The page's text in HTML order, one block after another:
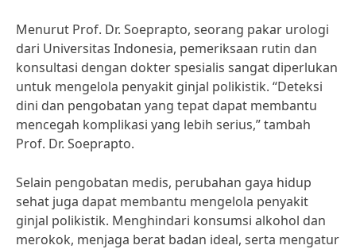
Menurut Prof. Dr. Soeprapto, seorang pakar urologi
dari Universitas Indonesia, pemeriksaan rutin dan
konsultasi dengan dokter spesialis sangat diperlukan
untuk mengelola penyakit ginjal polikistik. “Deteksi
dini dan pengobatan yang tepat dapat membantu
mencegah komplikasi yang lebih serius,” tambah
Prof. Dr. Soeprapto.
Selain pengobatan medis, perubahan gaya hidup
sehat juga dapat membantu mengelola penyakit
ginjal polikistik. Menghindari konsumsi alkohol dan
merokok, menjaga berat badan ideal, serta mengatur